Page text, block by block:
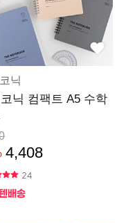
닉
닉 컴팩트 A5 수학
4,408
24